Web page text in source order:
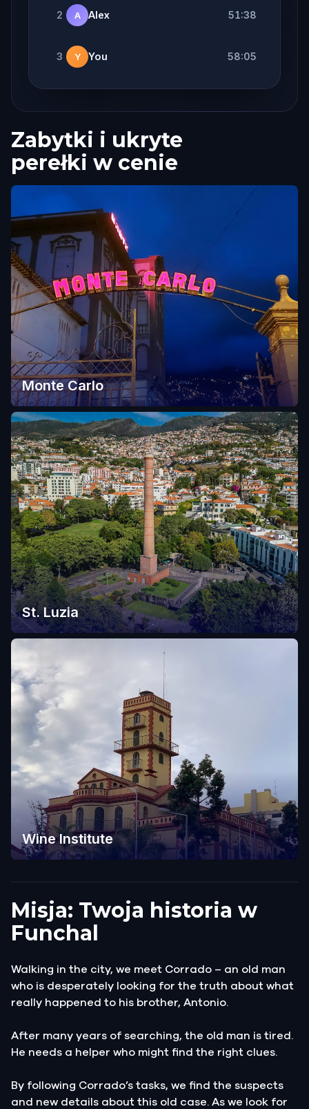
2 A Alex 51:38
3 Y You 58:05
Zabytki i ukryte
perełki w cenie
Monte Carlo
St. Luzia
Wine Institute
Misja: Twoja historia w
Funchal
Walking in the city, we meet Corrado – an old man
who is desperately looking for the truth about what
really happened to his brother, Antonio.
After many years of searching, the old man is tired.
He needs a helper who might find the right clues.
By following Corrado’s tasks, we find the suspects
and new details about this old case. As we look for